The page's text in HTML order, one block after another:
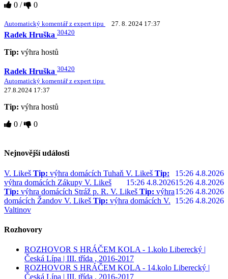
0 / 0
Automatický komentář z expert tipu 27. 8. 2024 17:37
Radek Hruška 30420
Tip: výhra hostů
Radek Hruška 30420
Automatický komentář z expert tipu
27.8.2024 17:37
Tip: výhra hostů
0 / 0
Nejnovější události
V. Likeš 15:26 4.8.2026
Tip: výhra domácích Tuhaň V. Likeš
15:26 4.8.2026
Tip:
výhra domácích Zákupy V. Likeš
15:26 4.8.2026
Tip: výhra domácích Stráž p. R. V. Likeš 15:26 4.8.2026
Tip: výhra
domácích Žandov V. Likeš 15:26 4.8.2026
Tip: výhra domácích V.
Valtinov
Rozhovory
ROZHOVOR S HRÁČEM KOLA - 1.kolo Liberecký |
Česká Lípa | III. třída , 2016-2017
ROZHOVOR S HRÁČEM KOLA - 14.kolo Liberecký |
Česká Lípa | III. třída , 2016-2017